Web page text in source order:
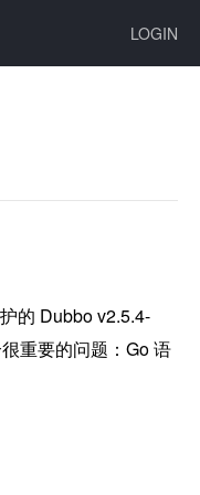
LOGIN
的 Dubbo v2.5.4-
重要的问题：Go 语